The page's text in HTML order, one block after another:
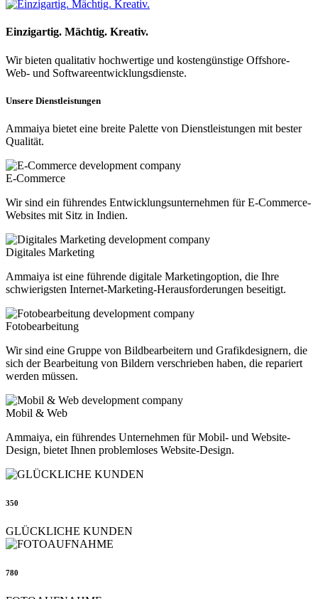
Einzigartig. Mächtig. Kreativ.
Wir bieten qualitativ hochwertige und kostengünstige Offshore-
Web- und Softwareentwicklungsdienste.
Unsere Dienstleistungen
Ammaiya bietet eine breite Palette von Dienstleistungen mit bester
Qualität.
E-Commerce
Wir sind ein führendes Entwicklungsunternehmen für E-Commerce-
Websites mit Sitz in Indien.
Digitales Marketing
Ammaiya ist eine führende digitale Marketingoption, die Ihre
schwierigsten Internet-Marketing-Herausforderungen beseitigt.
Fotobearbeitung
Wir sind eine Gruppe von Bildbearbeitern und Grafikdesignern, die
sich der Bearbeitung von Bildern verschrieben haben, die repariert
werden müssen.
Mobil & Web
Ammaiya, ein führendes Unternehmen für Mobil- und Website-
Design, bietet Ihnen problemloses Website-Design.
350
GLÜCKLICHE KUNDEN
780